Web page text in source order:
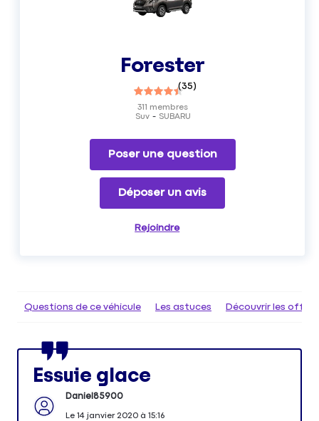
Forester
(35)
Suv SUBARU
311 membres
Poser une question
Déposer un avis
Rejoindre
Questions de ce véhicule Les astuces Découvrir les
Essuie glace
Daniel85900
Le 14 janvier 2020à 15:16